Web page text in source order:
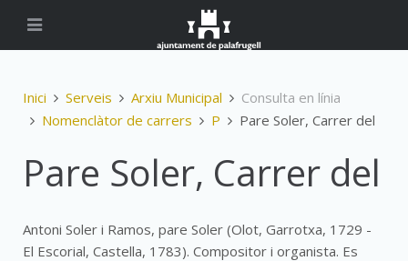
Inici Serveis Arxiu Municipal
Consulta en línia
Nomenclàtor de carrers
P Pare Soler, Carrer del
Pare Soler, Carrer del
Antoni Soler i Ramos, pare Soler (Olot, Garrotxa, 1729 -
El Escorial, Castella, 1783). Compositor i organista. Es